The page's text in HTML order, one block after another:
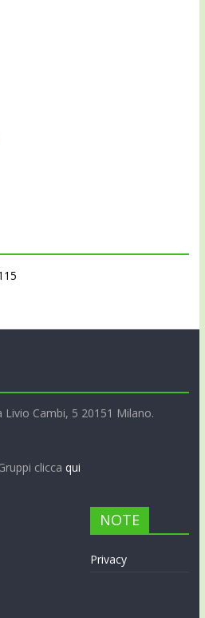
Livio Cambi, 5 20151 Milano.
clicca qui
NOTE
Privacy